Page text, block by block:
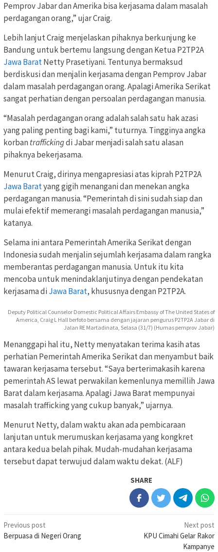
Pemprov Jabar dan Amerika bisa kerjasama dalam masalah
perdagangan orang,” ujar Craig.
Lebih lanjut Craig menjelaskan pihaknya berkunjung ke
Bandung untuk bertemu langsung dengan Ketua P2TP2A
Jawa BaratNetty Prasetiyani. Tentunya bermaksud
berdiskusi dan menjalin kerjasama dengan Pemprov Jabar
dalam masalah perdagangan orang. Apalagi Amerika Serikat
sangat perhatian dengan persoalan perdagangan manusia.
“Masalah perdagangan orang adalah salah satu hak azasi
yang paling penting bagi kami,” tuturnya. Tingginya angka
korbantraffickingdi Jabar menjadi salah satu alasan
pihaknya bekerjasama.
Menurut Craig, dirinya mengapresiasi atas kiprah P2TP2A
Jawa Baratyang gigih menangani dan menekan angka
perdagangan manusia. “Pemerintah di sini sudah siap dan
mulai efektif memerangi masalah perdagangan manusia,”
katanya.
Selama ini antara Pemerintah Amerika Serikat dengan
Indonesia sudah menjalin sejumlah kerjasama dalam rangka
memberantas perdagangan manusia. Untuk itu kita
mencoba untuk menindaklanjutinya dengan pendekatan
kerjasama diJawa Barat, khususnya dengan P2TP2A.
Deputy Political Counselor Domestic Political Affairs Embassy of The United States of
America, Craig L Hall berfoto bersama dengan jajaran pengurus P2TP2A Jabar di
Jalan RE Martadinata, Selasa (31/7) (Humas pemprov Jabar)
Menanggapi hal itu, Netty menyatakan terima kasih atas
perhatian Pemerintah Amerika Serikat dan menyambut baik
tawaran kerjasama tersebut. “Saya berterimakasih karena
pemerintah AS lewat perwakilan kemenlunya memillih Jawa
Barat dalam kerjasama. Apalagi Jawa Barat mempunyai
masalah trafficking yang cukup banyak,” ujarnya.
Menurut Netty, dalam waktu akan ada pembicaraan
lanjutan untuk merumuskan kerjasama yang kongkret
antara kedua belah pihak. Mudah-mudahan kerjasama
tersebut dapat terwujud dalam waktu dekat. (ALF)
SHARE
Post
navigation
Previous post
Berpuasa di Negeri Orang
Next post
KPU Cimahi Gelar Rakor
Kampanye